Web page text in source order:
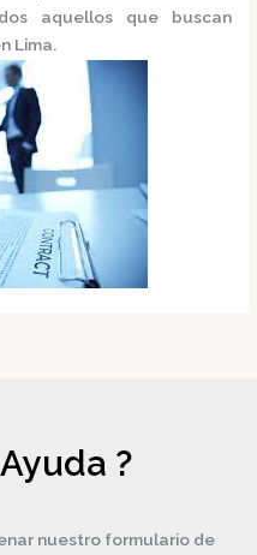
aquellos que buscan
Lima.
?
nuestro formulario de